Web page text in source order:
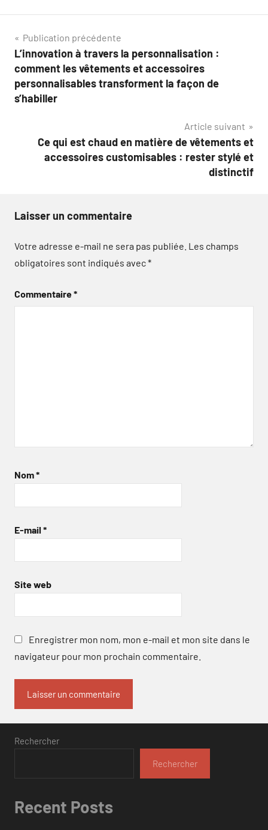
Navigation
de
l’article
Publication précédente
L’innovation à travers la personnalisation :
comment les vêtements et accessoires
personnalisables transforment la façon de
s’habiller
Article suivant
Ce qui est chaud en matière de vêtements et
accessoires customisables : rester stylé et
distinctif
Laisser un commentaire
Votre adresse e-mail ne sera pas publiée. Les champs
obligatoires sont indiqués avec*
Commentaire*
Nom*
E-mail *
Site web
Enregistrer mon nom, mon e-mail et mon site dans le
navigateur pour mon prochain commentaire.
Rechercher
Rechercher
Recent Posts